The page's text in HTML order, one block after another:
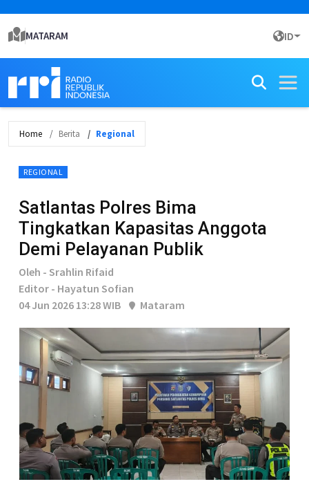
MATARAM ID
Home Berita Regional
REGIONAL
Satlantas Polres Bima
Tingkatkan Kapasitas Anggota
Demi Pelayanan Publik
Oleh - Srahlin Rifaid
Editor - Hayatun Sofian
04 Jun 2026 13:28 WIB
Mataram